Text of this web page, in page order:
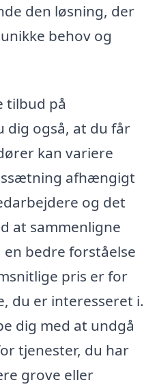
den løsning, der
behov og
tilbud på
dig også, at du får
kan variere
afhængigt
og det
at sammenligne
bedre forståelse
pris er for
du er interesseret i.
dig med at undgå
tjenester, du har
grove eller